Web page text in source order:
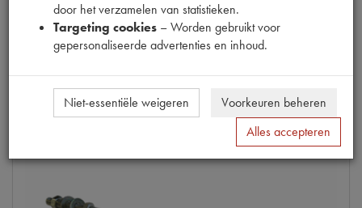
Info
door het verzamelen van statistieken.
Targeting cookies – Worden gebruikt voor
gepersonaliseerde advertenties en inhoud.
Niet-essentiële weigeren
Voorkeuren beheren
Alles accepteren